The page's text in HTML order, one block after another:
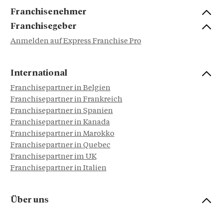
Franchisenehmer
Franchisegeber
Anmelden auf Express Franchise Pro
International
Franchisepartner in Belgien
Franchisepartner in Frankreich
Franchisepartner in Spanien
Franchisepartner in Kanada
Franchisepartner in Marokko
Franchisepartner in Quebec
Franchisepartner im UK
Franchisepartner in Italien
Über uns